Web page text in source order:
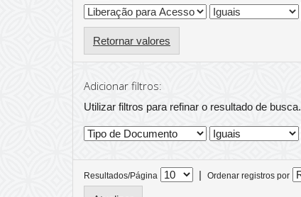
Retornar valores
Adicionar filtros:
Utilizar filtros para refinar o resultado de busca.
Resultados/Página | Ordenar registros por